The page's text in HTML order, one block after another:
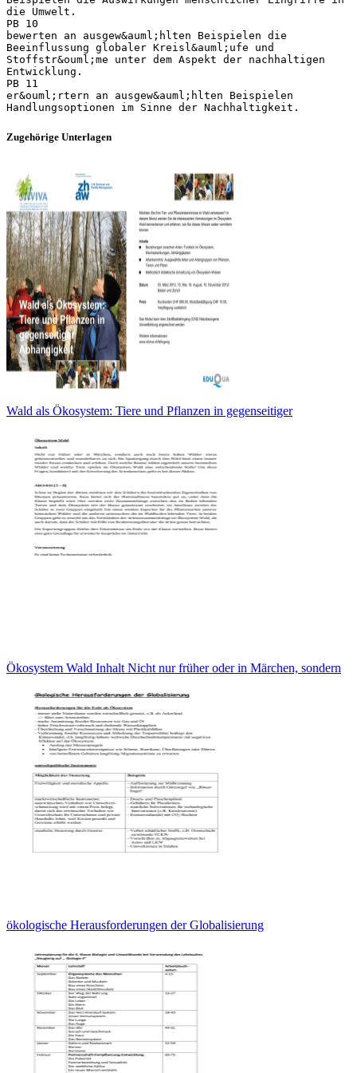
Zugehörige Unterlagen
Wald als Ökosystem: Tiere und Pflanzen in gegenseitiger
Ökosystem Wald Inhalt Nicht nur früher oder in Märchen, sondern
ökologische Herausforderungen der Globalisierung